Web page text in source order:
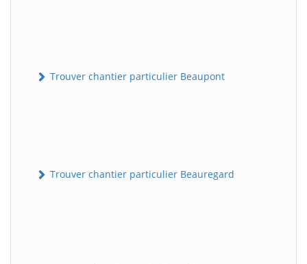
Trouver chantier particulier Beaupont
Trouver chantier particulier Beauregard